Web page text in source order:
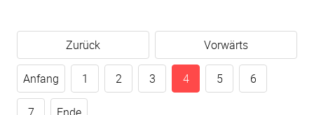
Zurück Vorwärts
Anfang 1 2 3 4 5 6